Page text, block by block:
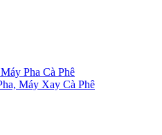
Pha Cà Phê
Máy Xay Cà Phê